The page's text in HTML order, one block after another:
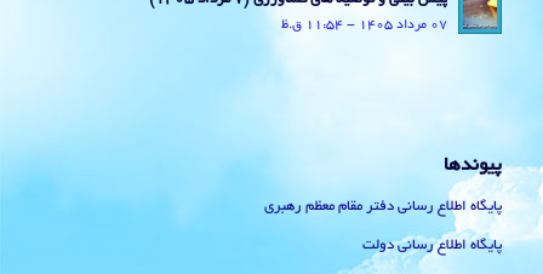
07 مرداد 1405 - 11:54 ق.ظ
پیوندها
پایگاه اطلاع رسانی دفتر مقام معظم رهبری
پایگاه اطلاع رسانی دولت